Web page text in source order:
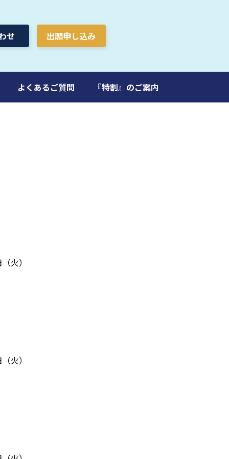
せ 出願申し込み
よくあるご質問 『特割』のご案内
火）
火）